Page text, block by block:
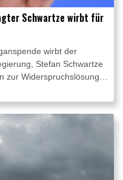
Schwartze wirbt für
wirbt der
Stefan Schwartze
zur Widerspruchslösung.
nun endlich wieder über
debattiert wird", sagte er
überzeugt, dass wir
und die
ist".